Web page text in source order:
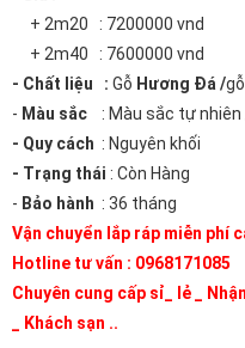
+ 2m20 : 7200000 vnd
+ 2m40 : 7600000 vnd
- Chất liệu
: Gỗ Hương Đá /
- Màu sắc
: Màu sắc tự
- Quy cách : Nguyên khối
- Trạng thái : Còn Hàng
- Bảo hành : 36 tháng
Vận chuyển lắp ráp miễn phí
Hotline tư vấn : 0968171085
Chuyên cung cấp sỉ_ lẻ _
_ Khách sạn ..